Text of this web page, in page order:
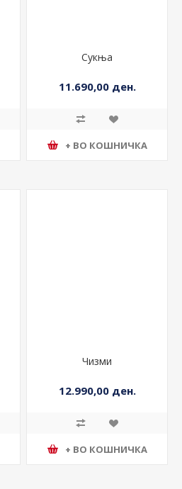
Сукња
11.690,00 ден.
+ ВО КОШНИЧКА
Чизми
12.990,00 ден.
+ ВО КОШНИЧКА